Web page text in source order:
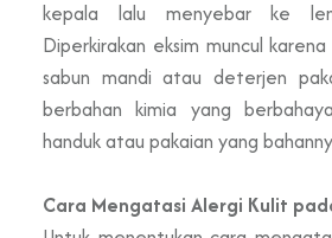
kepala lalu menyebar ke
Diperkirakan eksim muncul
sabun mandi atau deterjen
berbahan kimia yang
handuk atau pakaian yang
Cara Mengatasi Alergi Kulit